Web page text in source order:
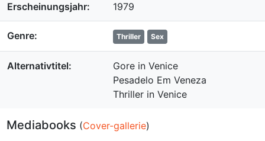
Erscheinungsjahr: 1979
Genre: Thriller Sex
Alternativtitel:
Gore in Venice
Pesadelo Em Veneza
Thriller in Venice
Mediabooks (Cover-gallerie)